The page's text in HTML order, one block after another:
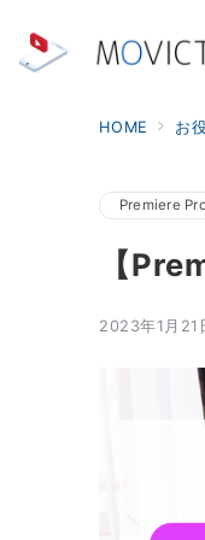
HOME お
Premiere
【
2023年1月21